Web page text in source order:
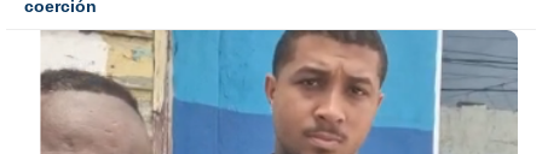
coerción